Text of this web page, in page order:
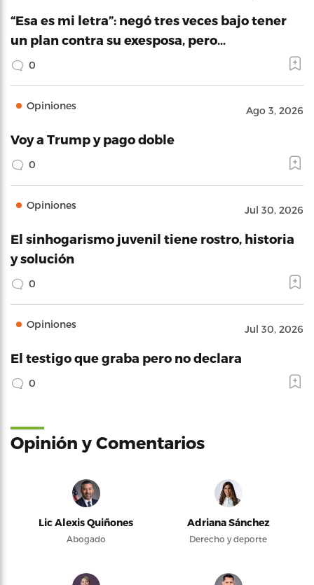
“Esa es mi letra”: negó tres veces bajo tener
un plan contra su exesposa, pero…
0
Opiniones Ago 3, 2026
Voy a Trump y pago doble
0
Opiniones Jul 30, 2026
El sinhogarismo juvenil tiene rostro, historia
y solución
0
Opiniones Jul 30, 2026
El testigo que graba pero no declara
0
Opinión y Comentarios
Lic Alexis Quiñones
Abogado
Adriana Sánchez
Derecho y deporte